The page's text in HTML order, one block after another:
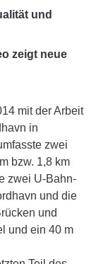
und
zeigt neue
mit der Arbeit
in
zwei
bzw. 1,8 km
zwei U-Bahn-
und die
und
und ein 40 m